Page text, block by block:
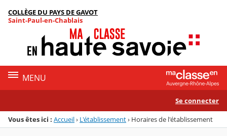
Menu de la rubrique
Contenu
COLLÈGE DU PAYS DE GAVOT
Saint-Paul-en-Chablais
MENU
Se connecter
Vous êtes ici : Accueil› L'établissement› Horaires de l'établissement